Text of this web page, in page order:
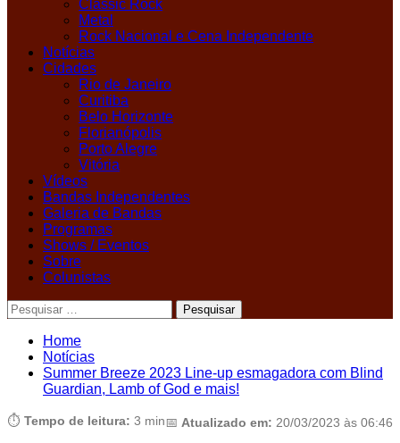
Classic Rock
Metal
Rock Nacional e Cena Independente
Notícias
Cidades
Rio de Janeiro
Curitiba
Belo Horizonte
Florianópolis
Porto Alegre
Vitória
Vídeos
Bandas Independentes
Galeria de Bandas
Programas
Shows / Eventos
Sobre
Colunistas
Pesquisar
por:
Home
Notícias
Summer Breeze 2023 Line-up esmagadora com Blind
Guardian, Lamb of God e mais!
⏱️ Tempo de leitura: 3 min📅 Atualizado em: 20/03/2023 às 06:46